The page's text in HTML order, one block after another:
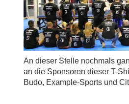
An dieser Stelle nochmals
an die Sponsoren dieser T-
Budo, Example-Sports und